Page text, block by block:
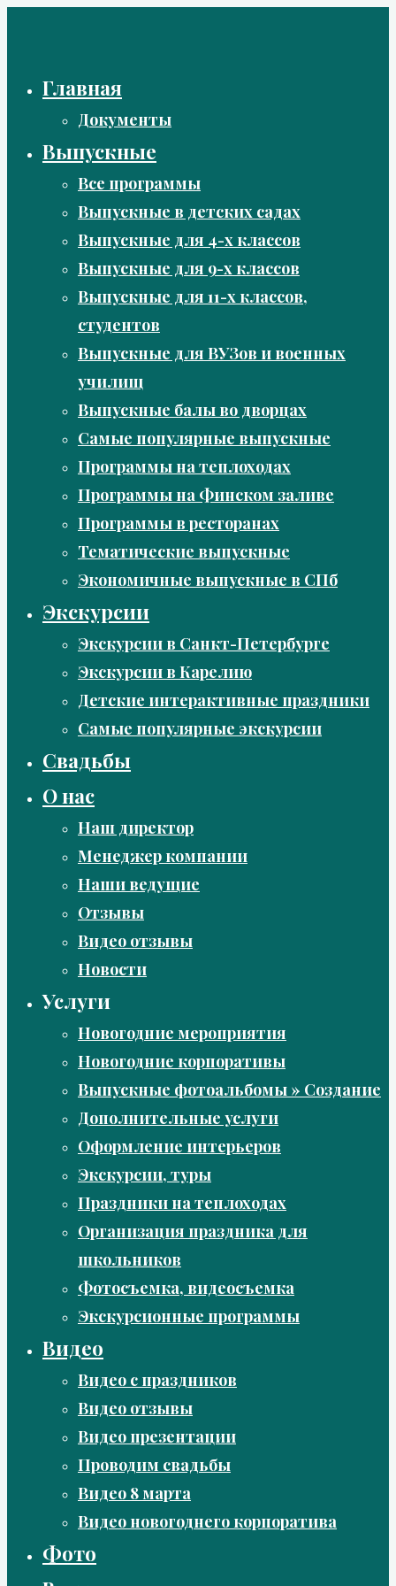
Главная
Документы
Выпускные
Все программы
Выпускные в детских садах
Выпускные для 4-х классов
Выпускные для 9-х классов
Выпускные для 11-х классов,
студентов
Выпускные для ВУЗов и военных
училищ
Выпускные балы во дворцах
Самые популярные выпускные
Программы на теплоходах
Программы на Финском заливе
Программы в ресторанах
Тематические выпускные
Экономичные выпускные в СПб
Экскурсии
Экскурсии в Санкт-Петербурге
Экскурсии в Карелию
Детские интерактивные праздники
Самые популярные экскурсии
Свадьбы
О нас
Наш директор
Менеджер компании
Наши ведущие
Отзывы
Видео отзывы
Новости
Услуги
Новогодние мероприятия
Новогодние корпоративы
Выпускные фотоальбомы » Создание
Дополнительные услуги
Оформление интерьеров
Экскурсии, туры
Праздники на теплоходах
Организация праздника для
школьников
Фотосъемка, видеосъемка
Экскурсионные программы
Видео
Видео с праздников
Видео отзывы
Видео презентации
Проводим свадьбы
Видео 8 марта
Видео новогоднего корпоратива
Фото